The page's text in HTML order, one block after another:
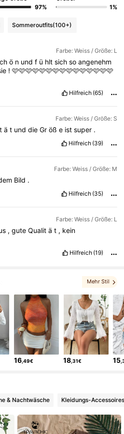
97%
1%
Sommeroutfits(100+)
Farbe: Weiss / Größe: L
ö n und f ü hlt sich so angenehm
!🩷🩷🩷🩷🩷🩷🩷🩷🩷🩷🩷🩷🩷🩷🩷
Hilfreich (65)
Farbe: Weiss / Größe: S
ä t und die Gr öß e ist super .
Hilfreich (39)
Farbe: Weiss / Größe: M
Bild .
Hilfreich (35)
Farbe: Weiss / Größe: L
, gute Qualit ä t , kein
Hilfreich (19)
Mehr Stil
, Das könnte Ihnen auch gefallen
, Du Darfst Lieben
, Vielleicht gefällt dir
, Sätze
16,49€ 18 ,31€ 15
& Nachtwäsche Kleidungs-Accessoires